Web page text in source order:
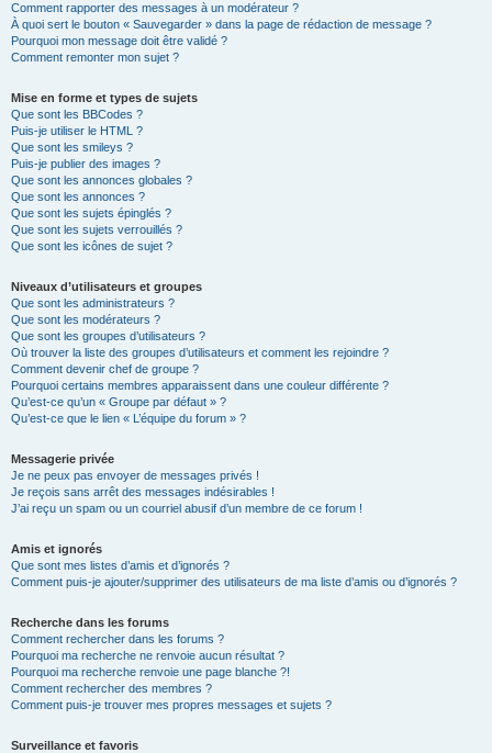
Comment rapporter des messages à un modérateur ?
À quoi sert le bouton « Sauvegarder » dans la page de rédaction de message ?
Pourquoi mon message doit être validé ?
Comment remonter mon sujet ?
Mise en forme et types de sujets
Que sont les BBCodes ?
Puis-je utiliser le HTML ?
Que sont les smileys ?
Puis-je publier des images ?
Que sont les annonces globales ?
Que sont les annonces ?
Que sont les sujets épinglés ?
Que sont les sujets verrouillés ?
Que sont les icônes de sujet ?
Niveaux d’utilisateurs et groupes
Que sont les administrateurs ?
Que sont les modérateurs ?
Que sont les groupes d’utilisateurs ?
Où trouver la liste des groupes d’utilisateurs et comment les rejoindre ?
Comment devenir chef de groupe ?
Pourquoi certains membres apparaissent dans une couleur différente ?
Qu’est-ce qu’un « Groupe par défaut » ?
Qu’est-ce que le lien « L’équipe du forum » ?
Messagerie privée
Je ne peux pas envoyer de messages privés !
Je reçois sans arrêt des messages indésirables !
J’ai reçu un spam ou un courriel abusif d’un membre de ce forum !
Amis et ignorés
Que sont mes listes d’amis et d’ignorés ?
Comment puis-je ajouter/supprimer des utilisateurs de ma liste d’amis ou d’ignorés ?
Recherche dans les forums
Comment rechercher dans les forums ?
Pourquoi ma recherche ne renvoie aucun résultat ?
Pourquoi ma recherche renvoie une page blanche ?!
Comment rechercher des membres ?
Comment puis-je trouver mes propres messages et sujets ?
Surveillance et favoris